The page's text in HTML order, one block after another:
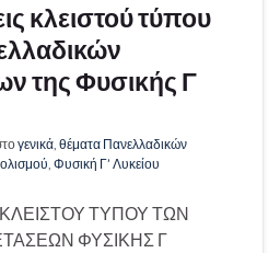
κλειστού τύπου
της Φυσικής Γ
γενικά θέματα Πανελλαδικών
Φυσική Γ’ Λυκείου
ΤΥΠΟΥ ΤΩΝ
ΦΥΣΙΚΗΣ Γ